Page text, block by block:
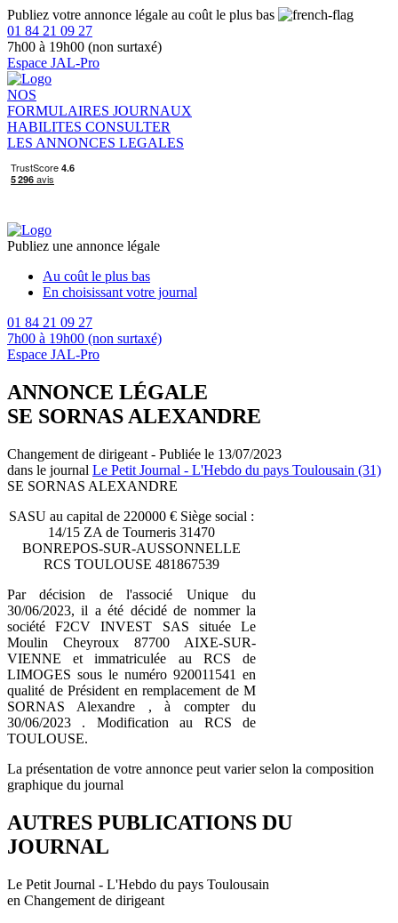
Publiez votre annonce légale au coût le plus bas
01 84 21 09 27
7h00 à 19h00 (non surtaxé)
Espace JAL-Pro
NOS
FORMULAIRES JOURNAUX
HABILITES CONSULTER
LES ANNONCES LEGALES
Publiez une annonce légale
Au coût le plus bas
En choisissant votre journal
01 84 21 09 27
7h00 à 19h00 (non surtaxé)
Espace JAL-Pro
ANNONCE LÉGALE
SE SORNAS ALEXANDRE
Changement de dirigeant - Publiée le 13/07/2023
dans le journal Le Petit Journal - L'Hebdo du pays Toulousain (31)
SE SORNAS ALEXANDRE
SASU au capital de 220000 € Siège social :
14/15 ZA de Tourneris 31470
BONREPOS-SUR-AUSSONNELLE
RCS TOULOUSE 481867539
Par décision de l'associé Unique du
30/06/2023, il a été décidé de nommer la
société F2CV INVEST SAS située Le
Moulin Cheyroux 87700 AIXE-SUR-
VIENNE et immatriculée au RCS de
LIMOGES sous le numéro 920011541 en
qualité de Président en remplacement de M
SORNAS Alexandre , à compter du
30/06/2023 . Modification au RCS de
TOULOUSE.
La présentation de votre annonce peut varier selon la composition
graphique du journal
AUTRES PUBLICATIONS DU
JOURNAL
Le Petit Journal - L'Hebdo du pays Toulousain
en Changement de dirigeant